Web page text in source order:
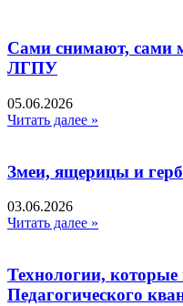
Сами снимают, сами
ЛГПУ​
05.06.2026
Читать далее »
Змеи, ящерицы и
03.06.2026
Читать далее »
Технологии, которые
Педагогического